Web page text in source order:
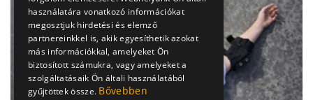
használatára vonatkozó információkat
megosztjuk hirdetési és elemző
partnereinkkel is, akik egyesíthetik azokat
más információkkal, amelyeket Ön
biztosított számukra, vagy amelyeket a
szolgáltatásaik Ön általi használatából
gyűjtöttek össze. Bővebben